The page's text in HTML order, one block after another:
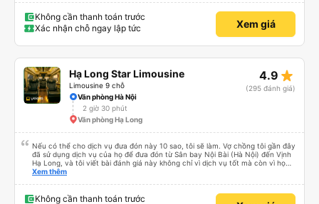
Không cần thanh toán trước
Xác nhận chỗ ngay lập tức
Xem giá
Hạ Long Star Limousine
Limousine 9 chỗ
4.9 star_rate
(295 đánh giá)
Văn phòng Hà Nội
2 giờ 30 phút
Văn phòng Hạ Long
Nếu có thể cho dịch vụ đưa đón này 10 sao, tôi sẽ làm. Vợ chồng tôi gần đây
đã sử dụng dịch vụ của họ để đưa đón từ Sân bay Nội Bài (Hà Nội) đến Vịnh
Hạ Long, và tôi viết bài đánh giá này không chỉ vì dịch vụ tốt mà còn vì họ
thực sự là những anh hùng. Chuyến bay của chúng tôi bị hoãn nghiêm trọng,
sẽ lỡ chuyến xe đã đặt trước, có khả năng gây nguy hiểm cho toàn bộ
Xem thêm
Không cần thanh toán trước